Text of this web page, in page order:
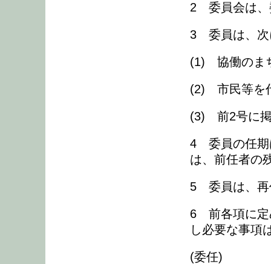
2 委員会は、
3 委員は、次
(1) 協働のま
(2) 市民等を
(3) 前2号に掲
4 委員の任期
は、前任者の
5 委員は、再
6 前各項に定
し必要な事項
(委任)